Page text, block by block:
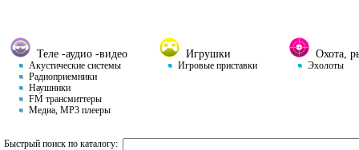
Теле -аудио -видео
Акустические системы
Радиоприемники
Наушники
FM трансмиттеры
Медиа, MP3 плееры
Игрушки
Игровые приставки
Охота,
Эхолоты
Быстрый поиск по каталогу: